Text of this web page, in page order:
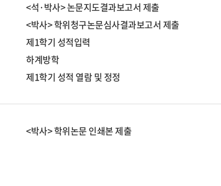
<석·박사> 논문지도결과보고서 제출
<박사> 학위청구논문심사결과보고서 제출
제1학기 성적입력
하계방학
제1학기 성적 열람 및 정정
<박사> 학위논문 인쇄본 제출